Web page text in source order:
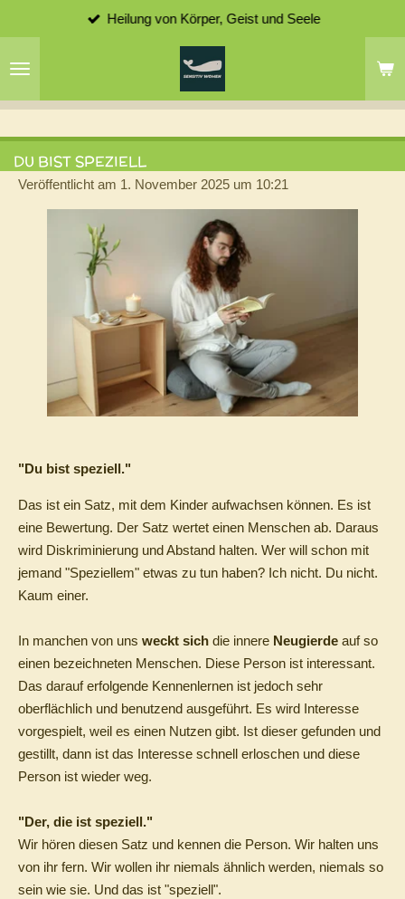
Hauptinhalt
springen
Heilung von Körper, Geist und Seele
DU BIST SPEZIELL
Veröffentlicht am 1. November 2025 um 10:21
"Du bist speziell."
Das ist ein Satz, mit dem Kinder aufwachsen können. Es ist
eine Bewertung. Der Satz wertet einen Menschen ab. Daraus
wird Diskriminierung und Abstand halten. Wer will schon mit
jemand "Speziellem" etwas zu tun haben? Ich nicht. Du nicht.
Kaum einer.
In manchen von uns weckt sich die innere Neugierde auf so
einen bezeichneten Menschen. Diese Person ist interessant.
Das darauf erfolgende Kennenlernen ist jedoch sehr
oberflächlich und benutzend ausgeführt. Es wird Interesse
vorgespielt, weil es einen Nutzen gibt. Ist dieser gefunden und
gestillt, dann ist das Interesse schnell erloschen und diese
Person ist wieder weg.
"Der, die ist speziell."
Wir hören diesen Satz und kennen die Person. Wir halten uns
von ihr fern. Wir wollen ihr niemals ähnlich werden, niemals so
sein wie sie. Und das ist "speziell".